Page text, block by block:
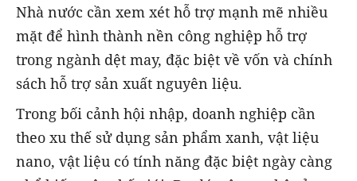
Nhà nước cần xem xét hỗ trợ mạnh mẽ nhiều
mặt để hình thành nền công nghiệp hỗ trợ
trong ngành dệt may, đặc biệt về vốn và chính
sách hỗ trợ sản xuất nguyên liệu.
Trong bối cảnh hội nhập, doanh nghiệp cần
theo xu thế sử dụng sản phẩm xanh, vật liệu
nano, vật liệu có tính năng đặc biệt ngày càng